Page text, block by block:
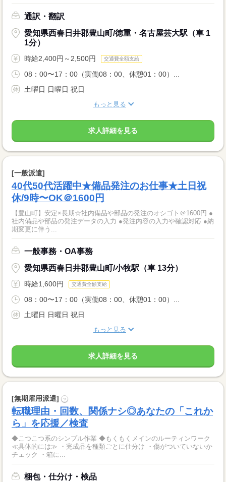
通訳・翻訳
愛知県西春日井郡豊山町/徳重・名古屋芸大駅（車 1
1分）
時給2,400円～2,500円 交通費全額支給
08：00〜17：00（実働08：00、休憩01：00）...
土曜日 日曜日 祝日
もっと見る
求人詳細を見る
[一般派遣]
40代50代活躍中★備品発注のお仕事★土日祝
休/9時〜OK＠1600円
【豊山町】安定×長期☆社内備品や部品の発注のオシゴト＠1600円 ●
社内備品や部品の発注データの入力 ●発注内容の入力や確認対応 ●納
期変更に伴う...
一般事務・OA事務
愛知県西春日井郡豊山町/小牧駅（車 13分）
時給1,600円 交通費全額支給
08：00〜17：00（実働08：00、休憩01：00）...
土曜日 日曜日 祝日
もっと見る
求人詳細を見る
[無期雇用派遣] ?
転職理由・回数、関係ナシ◎あなたの「これか
ら」を応援／検査
◆こつこつ系のシンプル作業 ◆もくもくメインのルーティンワーク
≪具体的には≫ ・完成品を種類ごとに仕分け ・傷がついていないか
チェック ・箱に...
梱包・仕分け・検品